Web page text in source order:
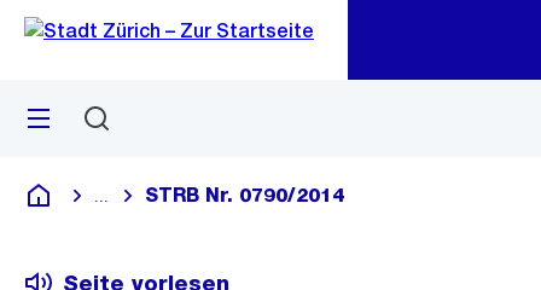
Navigation
Sprunglink
Menü
Deutsch
Blende alle Breadcrumbs ein
STRB Nr. 0790/2014
Seite vorlesen